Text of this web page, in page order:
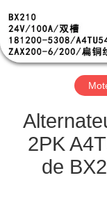
NOUS
VISITE
D'USINE
2PK
de